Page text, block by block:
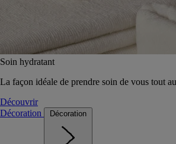
Soin hydratant
La façon idéale de prendre soin de vous tout
Découvrir
Décoration
Décoration